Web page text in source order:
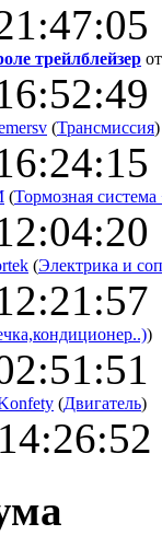
трейлблейзер
(Трансмиссия)
(Тормозная
(Электрика и
)
(Двигатель)